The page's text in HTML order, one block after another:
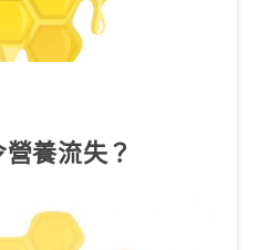
養流失？